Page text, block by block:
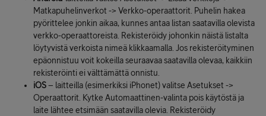
Matkapuhelinverkot -> Verkko-operaattorit. Puhelin hakea
pyörittelee jonkin aikaa, kunnes antaa listan saatavilla olevista
verkko-operaattoreista. Rekisteröidy johonkin näistä listalta
löytyvistä verkoista nimeä klikkaamalla. Jos rekisteröityminen
epäonnistuu voit kokeilla seuraavaa saatavilla olevaa, kaikkiin
rekisteröinti ei välttämättä onnistu.
iOS– laitteilla (esimerkiksi iPhonet) valitse Asetukset ->
Operaattorit. Kytke Automaattinen-valinta pois käytöstä ja
laite lähtee etsimään saatavilla olevia. Rekisteröidy